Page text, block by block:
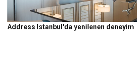
Address Istanbul'da yenilenen deneyim